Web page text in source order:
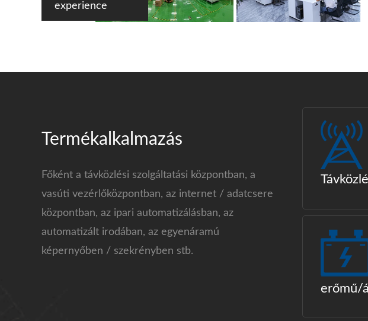
experience
Termékalkalmazás
Főként a távközlési szolgáltatási központban, a
vasúti vezérlőközpontban, az internet / adatcsere
központban, az ipari automatizálásban, az
automatizált irodában, az egyenáramú
képernyőben / szekrényben stb.
erőmű/